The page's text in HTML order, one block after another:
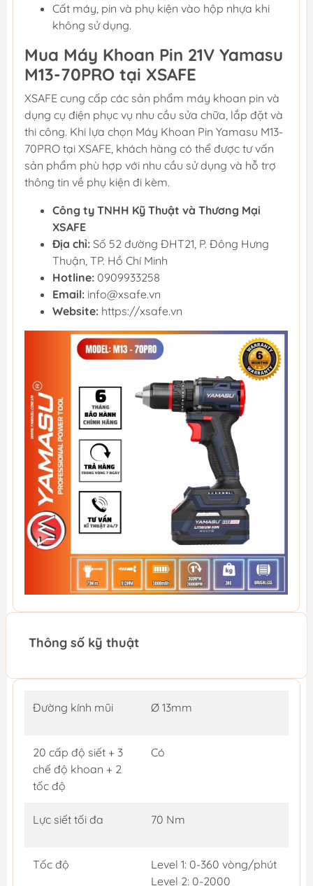
Cất máy, pin và phụ kiện vào hộp nhựa khi
không sử dụng.
Mua Máy Khoan Pin 21V Yamasu
M13-70PRO tại XSAFE
XSAFE cung cấp các sản phẩm máy khoan pin và
dụng cụ điện phục vụ nhu cầu sửa chữa, lắp đặt và
thi công. Khi lựa chọn Máy Khoan Pin Yamasu M13-
70PRO tại XSAFE, khách hàng có thể được tư vấn
sản phẩm phù hợp với nhu cầu sử dụng và hỗ trợ
thông tin về phụ kiện đi kèm.
Công ty TNHH Kỹ Thuật và Thương Mại
XSAFE
Địa chỉ: Số 52 đường ĐHT21, P. Đông Hưng
Thuận, TP. Hồ Chí Minh
Hotline: 0909933258
Email: info@xsafe.vn
Website: https://xsafe.vn
Thông số kỹ thuật
Đường kính mũi Ø 13mm
20 cấp độ siết + 3
chế độ khoan + 2
tốc độ
Có
Lực siết tối đa 70 Nm
Tốc độ
Level 1: 0-360 vòng/phút
Level 2: 0-2000